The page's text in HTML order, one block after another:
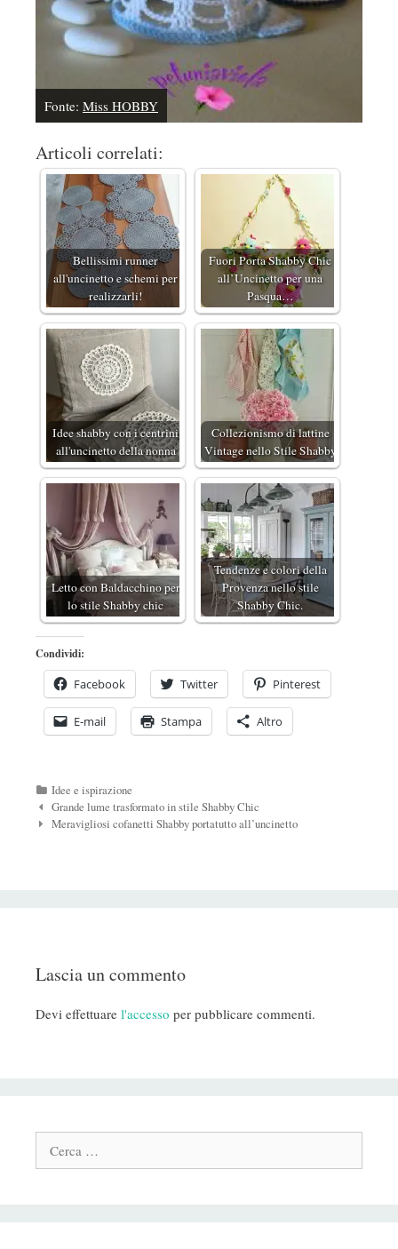
Fonte: Miss HOBBY
Articoli correlati:
Bellissimi runner
all'uncinetto e schemi per
realizzarli!
Fuori Porta Shabby Chic
all’Uncinetto per una
Pasqua…
Idee shabby con i centrini
all'uncinetto della nonna
Collezionismo di lattine
Vintage nello Stile Shabby
Letto con Baldacchino per
lo stile Shabby chic
Tendenze e colori della
Provenza nello stile
Shabby Chic.
Condividi:
Facebook Twitter Pinterest
E-mail Stampa Altro
Categorie
Idee e ispirazione
Navigazione
Post
Grande lume trasformato in stile Shabby Chic
Meravigliosi cofanetti Shabby portatutto all’uncinetto
Lascia un commento
Devi effettuare l'accesso per pubblicare commenti.
Cerca: